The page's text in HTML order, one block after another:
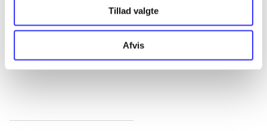
Tillad valgte
Afvis